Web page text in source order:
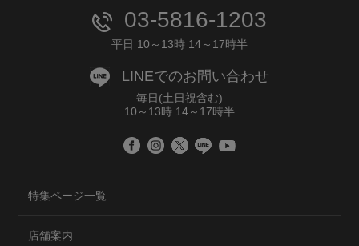
03-5816-1203
平日 10～13時 14～17時半
LINEでのお問い合わせ
毎日(土日祝含む)
10～13時 14～17時半
特集ページ一覧
店舗案内